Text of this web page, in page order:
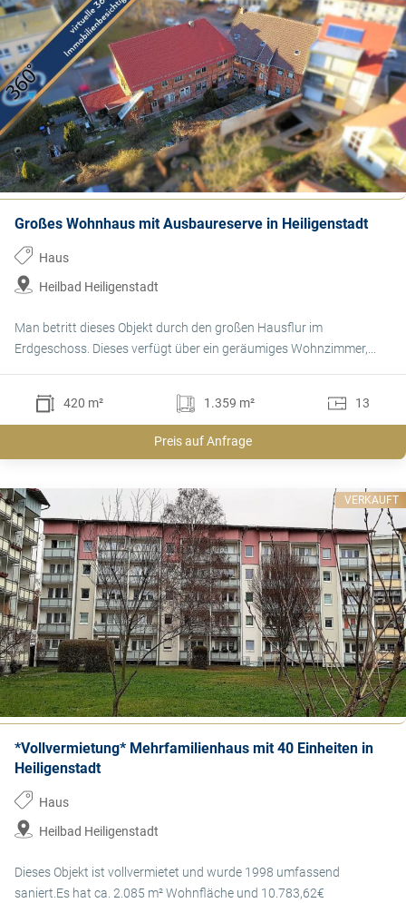
Großes Wohnhaus mit Ausbaureserve in Heiligenstadt
Haus
Heilbad Heiligenstadt
Man betritt dieses Objekt durch den großen Hausflur im
Erdgeschoss. Dieses verfügt über ein geräumiges Wohnzimmer,...
420 m² 1.359 m² 13
Preis auf Anfrage
*Vollvermietung* Mehrfamilienhaus mit 40 Einheiten in
Heiligenstadt
Haus
Heilbad Heiligenstadt
Dieses Objekt ist vollvermietet und wurde 1998 umfassend
saniert.Es hat ca. 2.085 m² Wohnfläche und 10.783,62€
VERKAUFT